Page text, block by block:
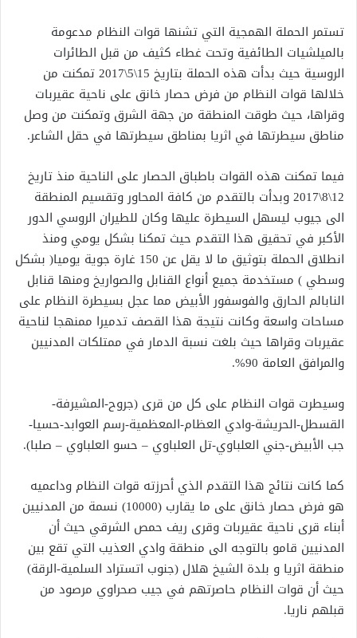
تستمر الحملة الهمجية التي تشنها قوات النظام مدعومة
بالميلشيات الطائفية وتحت غطاء كثيف من قبل الطائرات
الروسية حيث بدأت هذه الحملة بتاريخ 15\5\2017 تمكنت من
خلالها قوات النظام من فرض حصار خانق على ناحية عقيربات
وقراها، حيث طوقت المنطقة من جهة الشرق وتمكنت من وصل
مناطق سيطرتها في اثريا بمناطق سيطرتها في حقل الشاعر.
فيما تمكنت هذه القوات باطباق الحصار على الناحية منذ تاريخ
12\8\2017 وبدأت بالتقدم من كافة المحاور وتقسيم المنطقة
الى جيوب ليسهل السيطرة عليها وكان للطيران الروسي الدور
الأكبر في تحقيق هذا التقدم حيث تمكنا بشكل يومي ومنذ
انطلاق الحملة بتوثيق ما لا يقل عن 150 غارة جوية يوميا( بشكل
وسطي ) مستخدمة جميع أنواع القنابل والصواريخ ومنها قنابل
النابالم الحارق والفوسفور الأبيض مما عجل بسيطرة النظام على
مساحات واسعة وكانت نتيجة هذا القصف تدميرا ممنهجا لناحية
عقيربات وقراها حيث بلغت نسبة الدمار في ممتلكات المدنيين
والمرافق العامة 90%.
وسيطرت قوات النظام على كل من قرى (جروح-المشيرفة-
القسطل-الحريشة-وادي العظام-المعظمية-رسم العوابد-حسيا-
جب الأبيض-جني العلباوي-تل العلباوي – حسو العلباوي – صلبا).
كما كانت نتائج هذا التقدم الذي أحرزته قوات النظام وداعميه
هو فرض حصار خانق على ما يقارب (10000) نسمة من المدنيين
أبناء قرى ناحية عقيربات وقرى ريف حمص الشرقي حيث أن
المدنيين قامو بالتوجه الى منطقة وادي العذيب التي تقع بين
منطقة اثريا و بلدة الشيخ هلال (جنوب اتستراد السلمية-الرقة)
حيث أن قوات النظام حاصرتهم في جيب صحراوي مرصود من
قبلهم ناريا.